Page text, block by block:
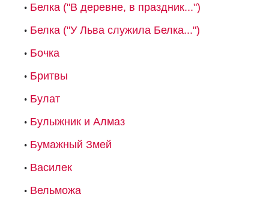
Белка ("В деревне, в праздник...")
Белка ("У Льва служила Белка...")
Бочка
Бритвы
Булат
Булыжник и Алмаз
Бумажный Змей
Василек
Вельможа